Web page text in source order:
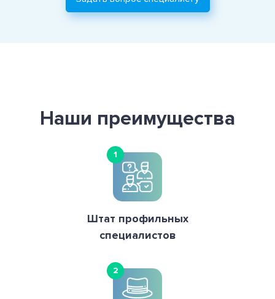
Наши преимущества
1
Штат профильных
специалистов
2